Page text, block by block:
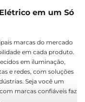
em um Só
marcas do mercado
em cada produto.
em iluminação,
e redes, com soluções
Seja você um
marcas confiáveis faz